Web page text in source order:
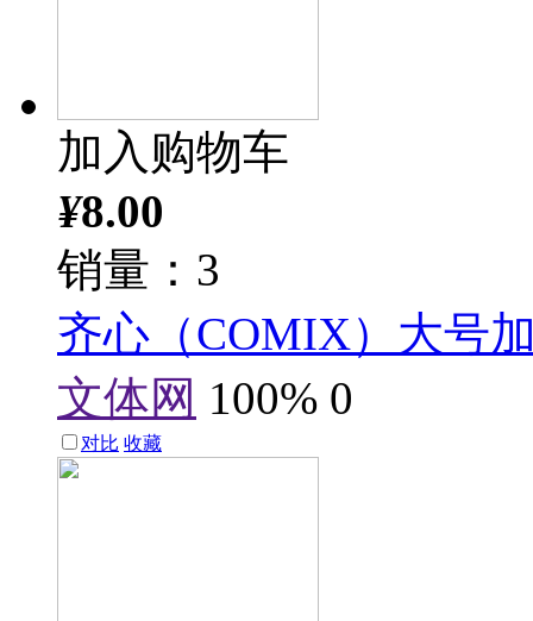
加入购物车
¥8.00
销量：3
齐心（COMIX）大号
文体网 100% 0
对比 收藏